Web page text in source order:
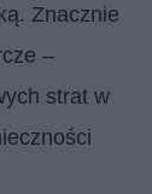
Znacznie
–
strat w